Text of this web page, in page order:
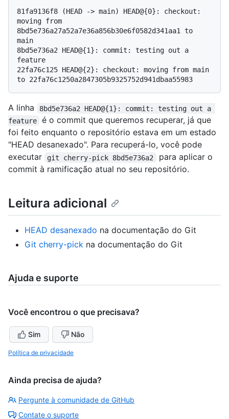
81fa9136f8 (HEAD -> main) HEAD@{0}: checkout:
moving from
8bd5e736a27a52a7e36a856b30e6f0582d341aa1 to
main
8bd5e736a2 HEAD@{1}: commit: testing out a
feature
22fa76c125 HEAD@{2}: checkout: moving from main
A linha
8bd5e736a2 HEAD@{1}: commit: testing out a
feature
é o commit que queremos recuperar, já que
foi feito enquanto o repositório estava em um estado
"HEAD desanexado". Para recuperá-lo, você pode
executar
git cherry-pick 8bd5e736a2
para aplicar o
commit à ramificação atual no seu repositório.
Leitura adicional
HEAD desanexado na documentação do Git
Git cherry-pick na documentação do Git
Ajuda e suporte
Você encontrou o que precisava?
Sim Não
Política de privacidade
Ainda precisa de ajuda?
Pergunte à comunidade de GitHub
Contate o suporte